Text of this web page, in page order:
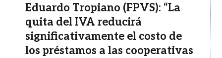
Eduardo Tropiano (FPVS): “La
quita del IVA reducirá
significativamente el costo de
los préstamos a las cooperativas